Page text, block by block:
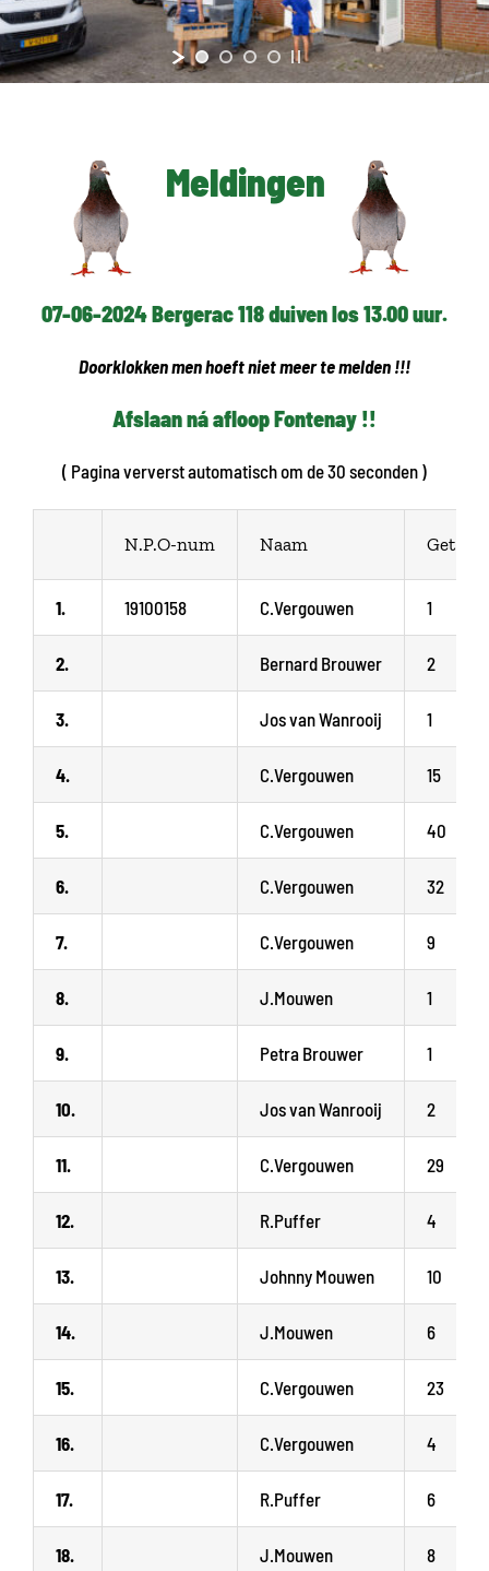
Meldingen
07-06-2024 Bergerac 118 duiven los 13.00 uur.
Doorklokken men hoeft niet meer te melden !!!
Afslaan ná afloop Fontenay !!
( Pagina ververst automatisch om de 30 seconden )
N.P.O-num Naam Get
1. 19100158 C.Vergouwen 1
2. Bernard Brouwer 2
3. Jos van Wanrooij 1
4. C.Vergouwen 15
5. C.Vergouwen 40
6. C.Vergouwen 32
7. C.Vergouwen 9
8. J.Mouwen 1
9. Petra Brouwer 1
10. Jos van Wanrooij 2
11. C.Vergouwen 29
12. R.Puffer 4
13. Johnny Mouwen 10
14. J.Mouwen 6
15. C.Vergouwen 23
16. C.Vergouwen 4
17. R.Puffer 6
18. J.Mouwen 8